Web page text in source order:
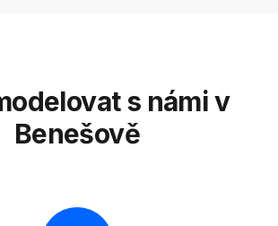
s námi v
Benešově